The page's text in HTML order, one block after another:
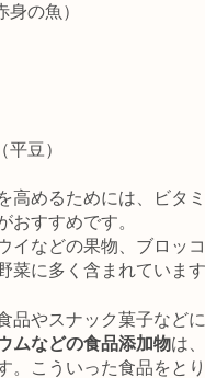
身の魚）
平豆）
高めるためには、ビタ
おすすめです。
イなどの果物、ブロッ
菜に多く含まれています
品やスナック菓子など
ムなどの食品添加物は、
。こういった食品をと